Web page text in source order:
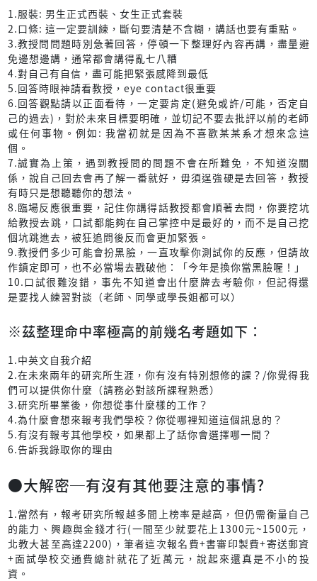
1.服裝: 男生正式西裝、女生正式套裝
2.口條: 這一定要訓練，斷句要清楚不含糊，講話也要有重點。
3.教授問問題時別急著回答，停頓一下整理好內容再講，盡量避
免邊想邊講，通常都會講得亂七八糟
4.對自己有自信，盡可能把緊張感降到最低
5.回答時眼神請看教授，eye contact很重要
6.回答觀點請以正面看待，一定要肯定(避免或許/可能，否定自
己的過去)，對於未來目標要明確，並切記不要去批評以前的老師
或任何事物。例如: 我當初就是因為不喜歡某某系才想來念這
個。
7.誠實為上策，遇到教授問的問題不會在所難免，不知道沒關
係，說自己回去會再了解一番就好，毋須逞強硬是去回答，教授
有時只是想聽聽你的想法。
8.臨場反應很重要，記住你講得話教授都會順著去問，你要挖坑
給教授去跳，口試都能夠在自己掌控中是最好的，而不是自己挖
個坑跳進去，被狂追問後反而會更加緊張。
9.教授們多少可能會扮黑臉，一直攻擊你測試你的反應，但請故
作鎮定即可，也不必當場去戳破他：「今年是換你當黑臉喔！」
10.口試很難沒錯，事先不知道會出什麼牌去考驗你，但記得還
是要找人練習對談（老師、同學或學長姐都可以）
※茲整理命中率極高的前幾名考題如下：
1.中英文自我介紹
2.在未來兩年的研究所生涯，你有沒有特別想修的課？/你覺得我
們可以提供你什麼（請務必對該所課程熟悉）
3.研究所畢業後，你想從事什麼樣的工作？
4.為什麼會想來報考我們學校？你從哪裡知道這個訊息的？
5.有沒有報考其他學校，如果都上了話你會選擇哪一間？
6.告訴我錄取你的理由
●大解密─有沒有其他要注意的事情?
1.當然有，報考研究所報越多間上榜率是越高，但仍需衡量自己
的能力、興趣與金錢才行(一間至少就要花上1300元~1500元，
北教大甚至高達2200)，筆者這次報名費+書審印製費+寄送郵資
+面試學校交通費總計就花了近萬元，說起來還真是不小的投
資。